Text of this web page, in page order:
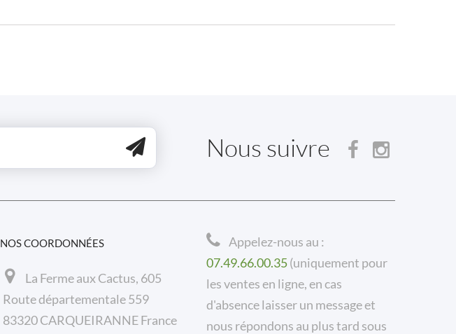
Nous suivre
NOS COORDONNÉES
La Ferme aux Cactus, 605
Route départementale 559
83320 CARQUEIRANNE France
Appelez-nous au :
07.49.66.00.35(uniquement pour
les ventes en ligne, en cas
d'absence laisser un message et
nous répondons au plus tard sous